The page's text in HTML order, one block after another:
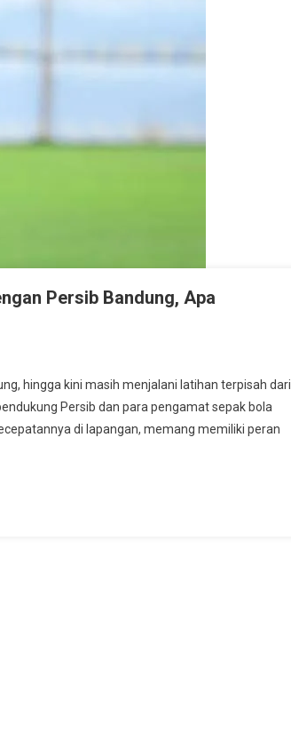
Persib Bandung, Apa
hingga kini masih menjalani latihan terpisah dari
Persib dan para pengamat sepak bola
di lapangan, memang memiliki peran